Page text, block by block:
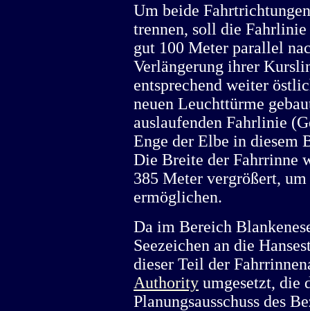
Um beide
trennen, soll die
gut 100 Meter parallel
Verlängerung ihrer
entsprechend weiter
neuen Leuchttürme
auslaufenden Fahrlinie
Enge der Elbe in diesem
Die Breite der Fahrrinne
385 Meter vergrößert, um
ermöglichen.
Da im Bereich
Seezeichen an die
dieser Teil der
Authority umgesetzt, die
Planungsausschuss des